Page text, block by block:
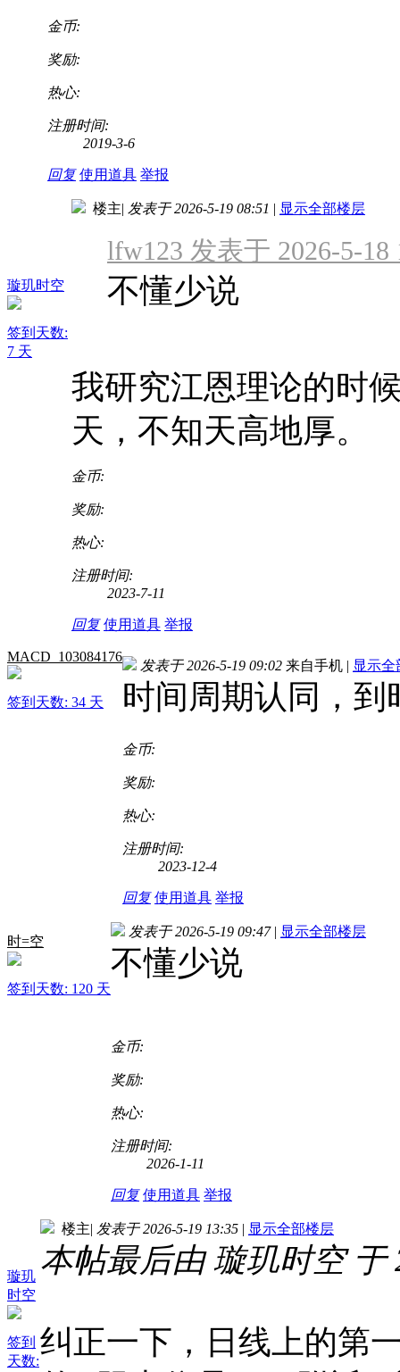
金币:
奖励:
热心:
注册时间:
2019-3-6
回复 使用道具 举报
璇玑时空
签到天数:
7 天
楼主| 发表于 2026-5-19 08:51 | 显示全部楼层
lfw123 发表于 2026-5-18
不懂少说
我研究江恩理论的时
天，不知天高地厚。
金币:
奖励:
热心:
注册时间:
2023-7-11
回复 使用道具 举报
MACD_103084176
签到天数: 34 天
发表于 2026-5-19 09:02 来自手机 | 显示全
时间周期认同，到
金币:
奖励:
热心:
注册时间:
2023-12-4
回复 使用道具 举报
时=空
签到天数: 120 天
发表于 2026-5-19 09:47 | 显示全部楼层
不懂少说
金币:
奖励:
热心:
注册时间:
2026-1-11
回复 使用道具 举报
璇玑
时空
签到
天数:
楼主| 发表于 2026-5-19 13:35 | 显示全部楼层
本帖最后由 璇玑时空 于
纠正一下，日线上的第